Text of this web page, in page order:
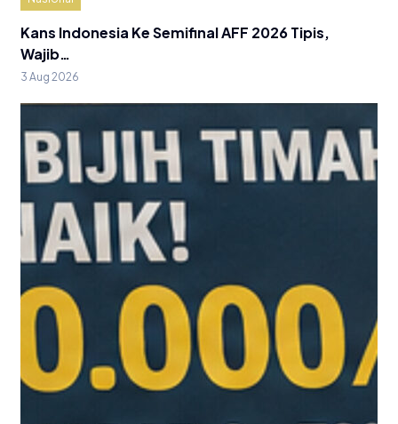
Kans Indonesia Ke Semifinal AFF 2026 Tipis,
Wajib…
3 Aug 2026